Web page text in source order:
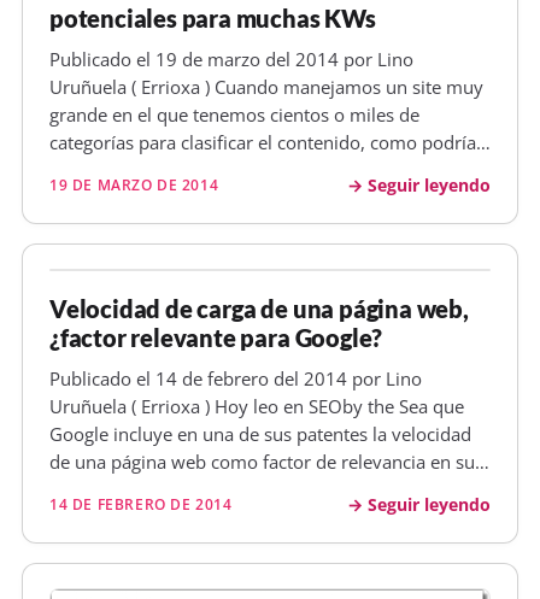
potenciales para muchas KWs
Publicado el 19 de marzo del 2014 por Lino
Uruñuela ( Errioxa ) Cuando manejamos un site muy
grande en el que tenemos cientos o miles de
categorías para clasificar el contenido, como podría
distintas entre si. Por ejemplo una web podría
vender desde clavos hasta tractor…
19 DE MARZO DE 2014 Seguir leyendo
Velocidad de carga de una página web,
¿factor relevante para Google?
Publicado el 14 de febrero del 2014 por Lino
Uruñuela ( Errioxa ) Hoy leo en SEOby the Sea que
Google incluye en una de sus patentes la velocidad
de una página web como factor de relevancia en sus
viene diciendo, casi casi lo mismo que lo de " El SEO
ha muerto ".... y…
14 DE FEBRERO DE 2014 Seguir leyendo